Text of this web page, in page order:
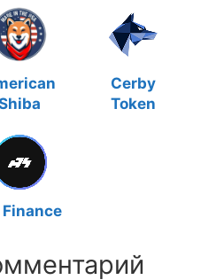
Cerby
Token